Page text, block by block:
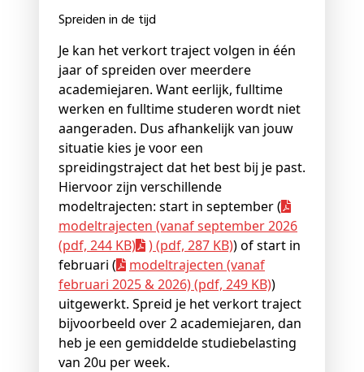
Spreiden in de tijd
Je kan het verkort traject volgen in één
jaar of spreiden over meerdere
academiejaren. Want eerlijk, fulltime
werken en fulltime studeren wordt niet
aangeraden. Dus afhankelijk van jouw
situatie kies je voor een
spreidingstraject dat het best bij je past.
Hiervoor zijn verschillende
modeltrajecten: start in september (
modeltrajecten (vanaf september 2026
(pdf, 244 KB)
) (pdf, 287 KB)) of start in
februari (
modeltrajecten (vanaf
februari 2025 & 2026) (pdf, 249 KB))
uitgewerkt. Spreid je het verkort traject
bijvoorbeeld over 2 academiejaren, dan
heb je een gemiddelde studiebelasting
van 20u per week.